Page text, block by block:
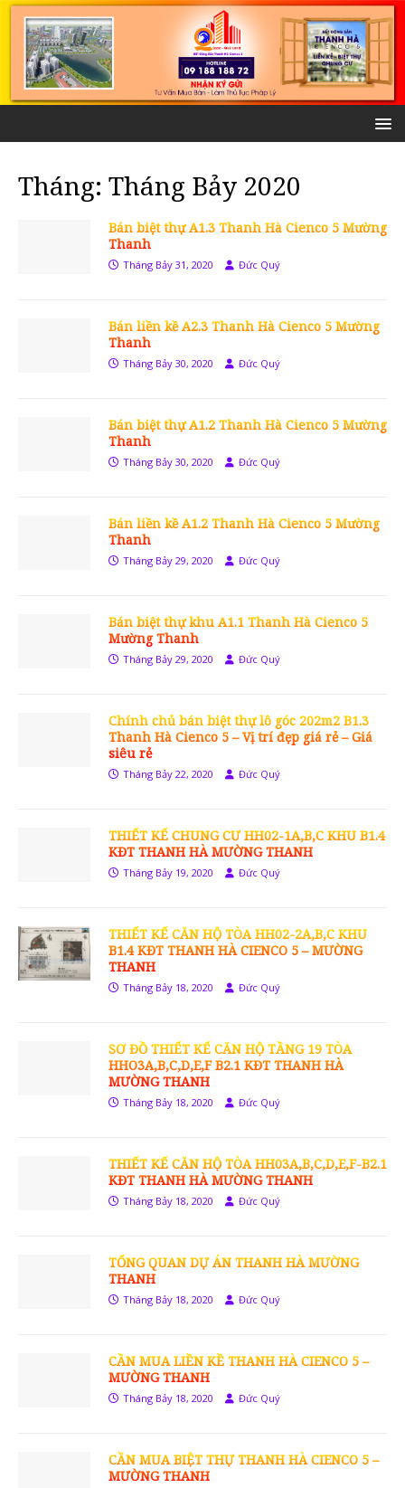
Tháng: Tháng Bảy 2020
Bán biệt thự A1.3 Thanh Hà Cienco 5 Mường
Thanh
Tháng Bảy 31, 2020 Đức Quý
Bán liền kề A2.3 Thanh Hà Cienco 5 Mường
Thanh
Tháng Bảy 30, 2020 Đức Quý
Bán biệt thự A1.2 Thanh Hà Cienco 5 Mường
Thanh
Tháng Bảy 30, 2020 Đức Quý
Bán liền kề A1.2 Thanh Hà Cienco 5 Mường
Thanh
Tháng Bảy 29, 2020 Đức Quý
Bán biệt thự khu A1.1 Thanh Hà Cienco 5
Mường Thanh
Tháng Bảy 29, 2020 Đức Quý
Chính chủ bán biệt thự lô góc 202m2 B1.3
Thanh Hà Cienco 5 – Vị trí đẹp giá rẻ – Giá
siêu rẻ
Tháng Bảy 22, 2020 Đức Quý
THIẾT KẾ CHUNG CƯ HH02-1A,B,C KHU B1.4
KĐT THANH HÀ MƯỜNG THANH
Tháng Bảy 19, 2020 Đức Quý
THIẾT KẾ CĂN HỘ TÒA HH02-2A,B,C KHU
B1.4 KĐT THANH HÀ CIENCO 5 – MƯỜNG
THANH
Tháng Bảy 18, 2020 Đức Quý
SƠ ĐỒ THIẾT KẾ CĂN HỘ TẦNG 19 TÒA
HHO3A,B,C,D,E,F B2.1 KĐT THANH HÀ
MƯỜNG THANH
Tháng Bảy 18, 2020 Đức Quý
THIẾT KẾ CĂN HỘ TÒA HH03A,B,C,D,E,F-B2.1
KĐT THANH HÀ MƯỜNG THANH
Tháng Bảy 18, 2020 Đức Quý
TỔNG QUAN DỰ ÁN THANH HÀ MƯỜNG
THANH
Tháng Bảy 18, 2020 Đức Quý
CẦN MUA LIỀN KỀ THANH HÀ CIENCO 5 –
MƯỜNG THANH
Tháng Bảy 18, 2020 Đức Quý
CẦN MUA BIỆT THỰ THANH HÀ CIENCO 5 –
MƯỜNG THANH